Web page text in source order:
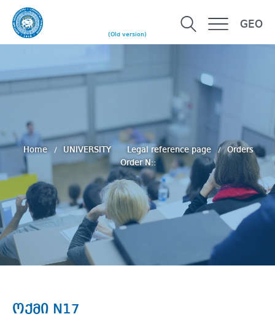
(Old version)
GEO
Home UNIVERSITY Legal reference page
Orders
Order N::
ოქმი N17